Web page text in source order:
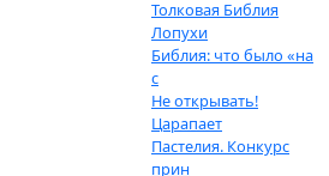
Толковая Библия
Лопухи
Библия: что было «на
с
Не открывать!
Царапает
Пастелия. Конкурс
прин